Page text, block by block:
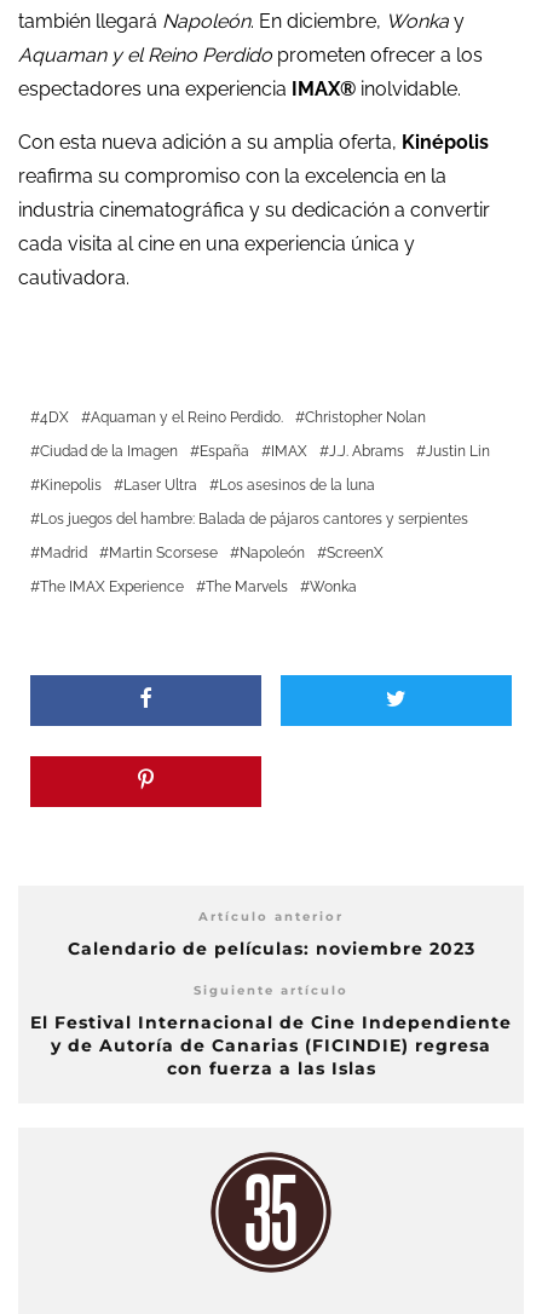
también llegará Napoleón. En diciembre, Wonka y
Aquaman y el Reino Perdido prometen ofrecer a los
espectadores una experiencia IMAX® inolvidable.
Con esta nueva adición a su amplia oferta, Kinépolis
reafirma su compromiso con la excelencia en la
industria cinematográfica y su dedicación a convertir
cada visita al cine en una experiencia única y
cautivadora.
4DX Aquaman y el Reino Perdido.
Christopher Nolan
Ciudad de la Imagen
España IMAX J.J. Abrams
Justin Lin
Kinepolis
Laser Ultra
Los asesinos de la luna
Los juegos del hambre: Balada de pájaros cantores y serpientes
Madrid
Martin Scorsese Napoleón
ScreenX
The IMAX Experience
The Marvels Wonka
Artículo anterior
Calendario de películas: noviembre 2023
Siguiente artículo
El Festival Internacional de Cine Independiente
y de Autoría de Canarias (FICINDIE) regresa
con fuerza a las Islas